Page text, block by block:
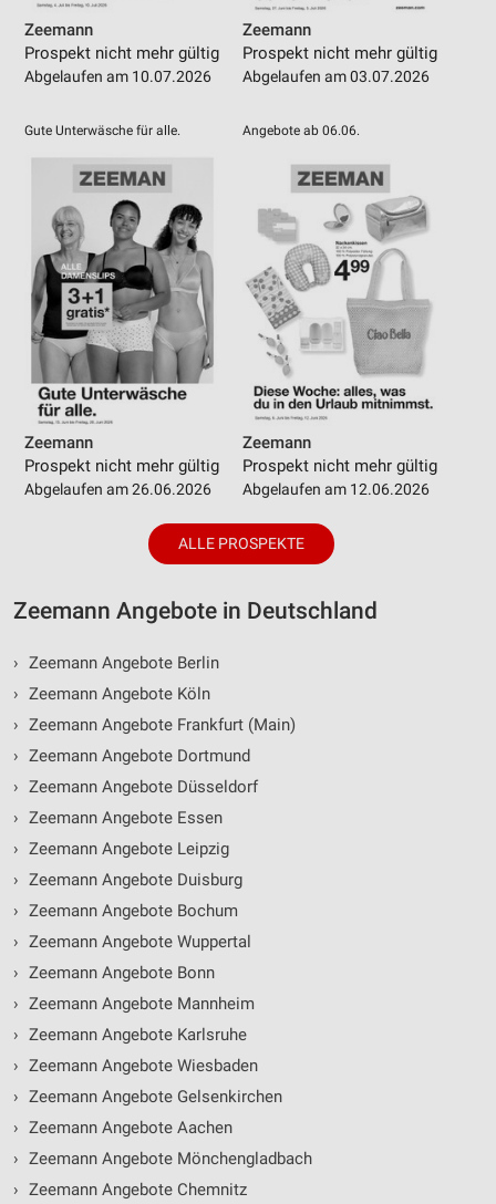
Zeemann
Prospekt nicht mehr gültig
Abgelaufen am 10.07.2026
Zeemann
Prospekt nicht mehr gültig
Abgelaufen am 03.07.2026
Gute Unterwäsche für alle.
Zeemann
Prospekt nicht mehr gültig
Abgelaufen am 26.06.2026
Angebote ab 06.06.
Zeemann
Prospekt nicht mehr gültig
Abgelaufen am 12.06.2026
ALLE PROSPEKTE
Zeemann Angebote in Deutschland
› Zeemann Angebote Berlin
› Zeemann Angebote Köln
› Zeemann Angebote Frankfurt (Main)
› Zeemann Angebote Dortmund
› Zeemann Angebote Düsseldorf
› Zeemann Angebote Essen
› Zeemann Angebote Leipzig
› Zeemann Angebote Duisburg
› Zeemann Angebote Bochum
› Zeemann Angebote Wuppertal
› Zeemann Angebote Bonn
› Zeemann Angebote Mannheim
› Zeemann Angebote Karlsruhe
› Zeemann Angebote Wiesbaden
› Zeemann Angebote Gelsenkirchen
› Zeemann Angebote Aachen
› Zeemann Angebote Mönchengladbach
› Zeemann Angebote Chemnitz